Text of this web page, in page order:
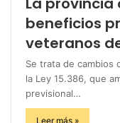
beneficios
veteranos
Se trata de cambios
la Ley 15.386, que
previsional…
Leer más »